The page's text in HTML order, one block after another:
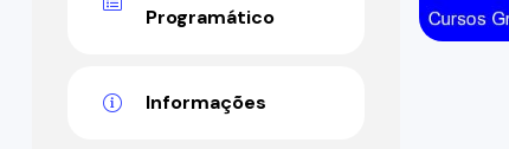
Programático
Informações